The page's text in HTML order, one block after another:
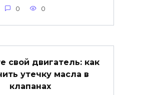
0 0
свой двигатель: как
утечку масла в
клапанах